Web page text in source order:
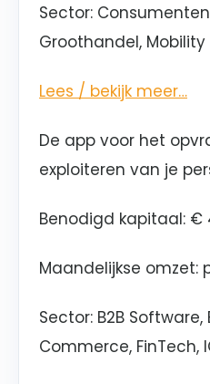
Sector:
Groothandel, Mobility
Lees / bekijk meer…
De app voor het
exploiteren van je
Benodigd kapitaal: €
Maandelijkse omzet:
Sector: B2B Software,
Commerce, FinTech,